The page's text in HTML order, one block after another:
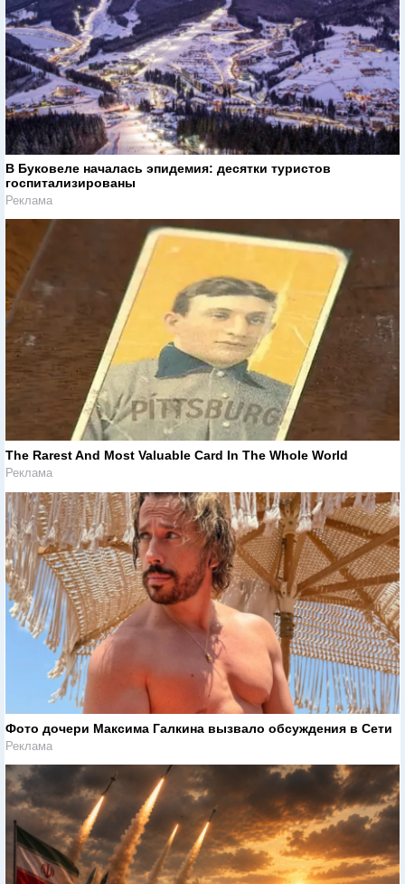
В Буковеле началась эпидемия: десятки туристов
госпитализированы
Реклама
The Rarest And Most Valuable Card In The Whole World
Реклама
Фото дочери Максима Галкина вызвало обсуждения в Сети
Реклама